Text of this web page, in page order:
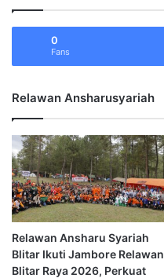
0
Fans
Relawan Ansharusyariah
Relawan Ansharu Syariah
Blitar Ikuti Jambore Relawan
Blitar Raya 2026, Perkuat